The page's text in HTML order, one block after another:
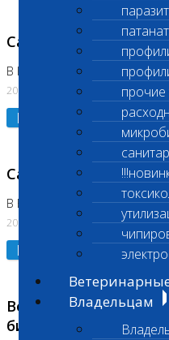
прочие
Владельцам
Санитарные дни
В Коломне 24.07.2026 и
20.07.2026
Подробнее
Санитарный день
В Бутово 21.07.2026
20.07.2026
Подробнее
Возобновлено
биохимических